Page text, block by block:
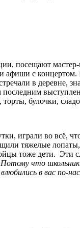
посещают
с
в
булочки,
играли во всё,
тяжелые
тоже дети. Эти
что
в вас